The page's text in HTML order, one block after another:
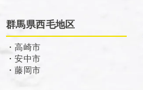
群馬県西毛地区
・高崎市
・安中市
・藤岡市